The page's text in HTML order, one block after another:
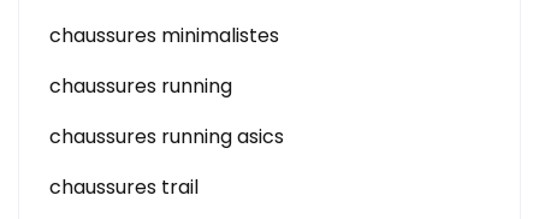
chaussures minimalistes
chaussures running
chaussures running asics
chaussures trail